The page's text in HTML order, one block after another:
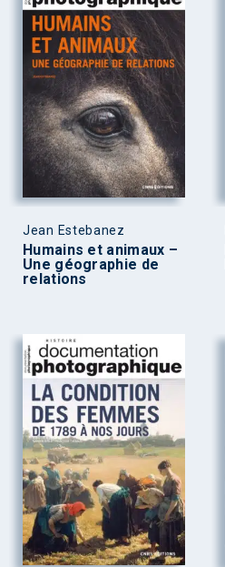
Jean Estebanez
Humains et animaux –
Une géographie de
relations